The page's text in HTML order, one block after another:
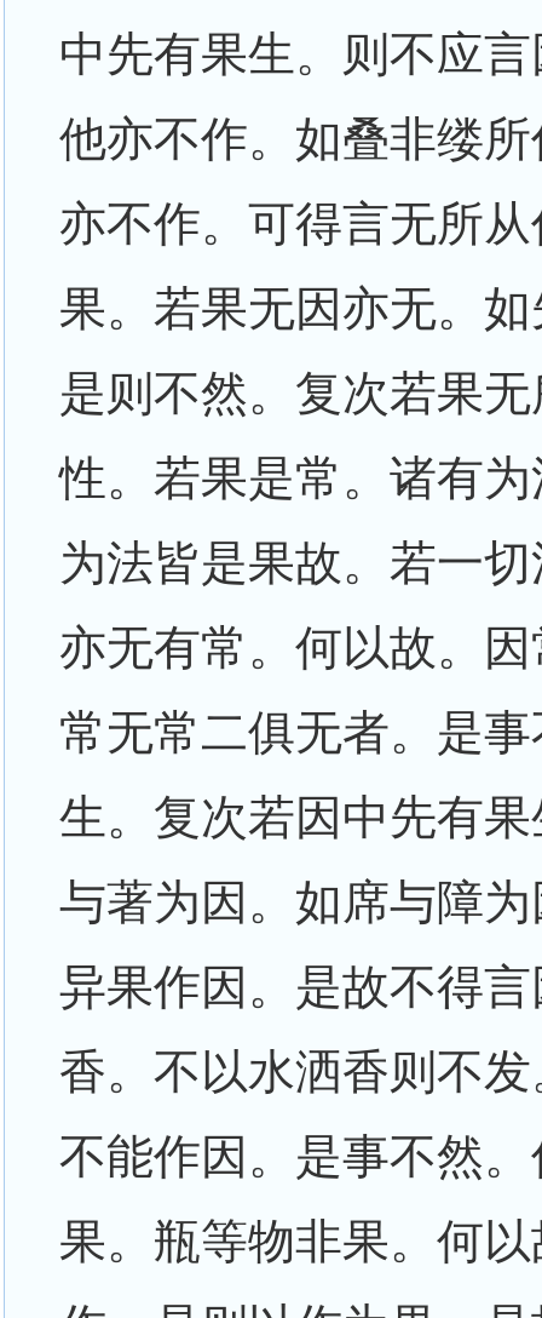
中先有果生。则不应
他亦不作。如叠非缕
亦不作。可得言无所
果。若果无因亦无。
是则不然。复次若果
性。若果是常。诸有
为法皆是果故。若一
亦无有常。何以故。
常无常二俱无者。是
生。复次若因中先有
与著为因。如席与障
异果作因。是故不得
香。不以水洒香则不
不能作因。是事不然
果。瓶等物非果。何